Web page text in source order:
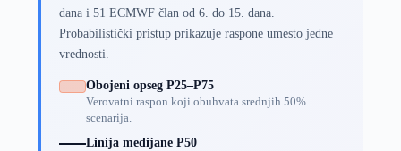
dana i 51 ECMWF član od 6. do 15. dana.
Probabilistički pristup prikazuje raspone umesto jedne
vrednosti.
Obojeni opseg P25–P75
Verovatni raspon koji obuhvata srednjih 50%
scenarija.
Linija medijane P50